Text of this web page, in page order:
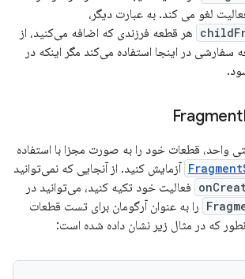
لغو می کند. به عبارت دیگر،
هر قطعه فرزندی که اضافه می‌کنید، از
سفارشی در اینجا استفاده می‌کند مگر اینکه در
واحد، قطعات خود را به صورت مجزا با استفاده
آزمایش کنید. از آنجایی که نمی‌توانید
فعالیت خود تکیه کنید، می‌توانید در
را به عنوان آرگومان برای تست قطعات
که در مثال زیر نشان داده شده است: